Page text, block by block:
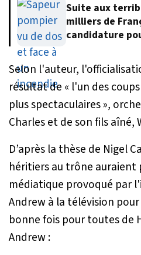
Suite aux
milliers de
candidature
Selon l'auteur,
résultat de « l'un des
plus spectaculaires »,
Charles et de son fils aîné,
D’après la thèse de Nigel
héritiers au trône auraient
médiatique provoqué par
Andrew à la télévision
bonne fois pour toutes de
Andrew :